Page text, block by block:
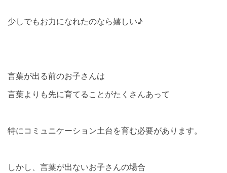
少しでもお力になれたのなら嬉しい♪
言葉が出る前のお子さんは
言葉よりも先に育てることがたくさんあって
特にコミュニケーション土台を育む必要があります。
しかし、言葉が出ないお子さんの場合